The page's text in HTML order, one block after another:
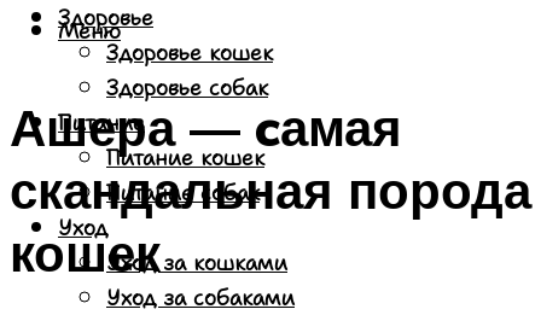
Здоровье
Здоровье кошек
Здоровье собак
Питание
Питание кошек
Питание собак
Уход
Уход за кошками
Уход за собаками
Меню
Ашера — cамая
скандальная порода
кошек